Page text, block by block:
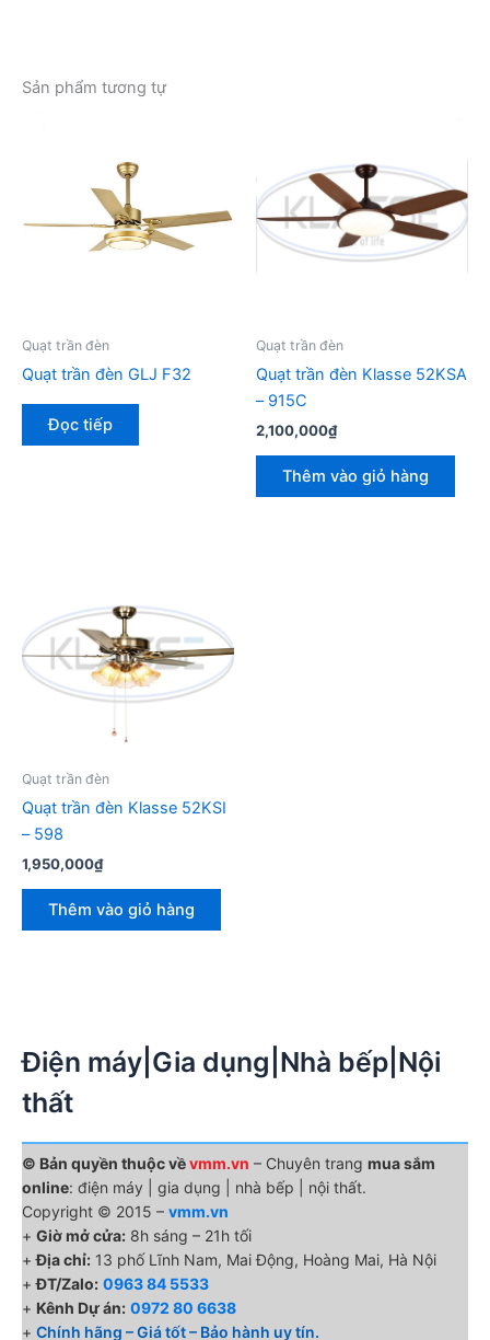
Sản phẩm tương tự
Quạt trần đèn
Quạt trần đèn GLJ F32
Đọc tiếp
Quạt trần đèn
Quạt trần đèn Klasse 52KSA
– 915C
2,100,000₫
Thêm vào giỏ hàng
Quạt trần đèn
Quạt trần đèn Klasse 52KSI
– 598
1,950,000₫
Thêm vào giỏ hàng
Điện máy|Gia dụng|Nhà bếp|Nội
thất
© Bản quyền thuộc vềvmm.vn – Chuyên trang mua sắm
online: điện máy | gia dụng | nhà bếp | nội thất.
Copyright © 2015 – vmm.vn
+ Giờ mở cửa: 8h sáng – 21h tối
+Địa chỉ: 13 phố Lĩnh Nam, Mai Động, Hoàng Mai, Hà Nội
+ĐT/Zalo: 0963 84 5533
+ Kênh Dự án: 0972 80 6638
+ Chính hãng – Giá tốt – Bảo hành uy tín.